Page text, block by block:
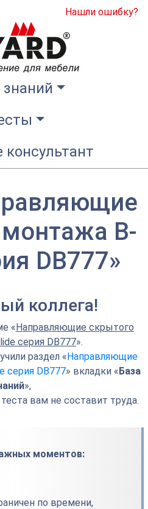
знаний
консультант
Нашли ошибку?
B-
DB777»
коллега!
«Направляющие скрытого
серия DB777».
раздел «Направляющие
серия DB777» вкладки «База
»,
вам не составит труда.
моментов:
по времени,